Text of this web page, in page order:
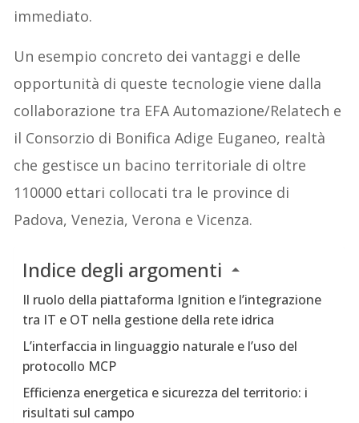
immediato.
Un esempio concreto dei vantaggi e delle
opportunità di queste tecnologie viene dalla
collaborazione tra EFA Automazione/Relatech e
il Consorzio di Bonifica Adige Euganeo, realtà
che gestisce un bacino territoriale di oltre
110000 ettari collocati tra le province di
Padova, Venezia, Verona e Vicenza.
Indice degli argomenti
Il ruolo della piattaforma Ignition e l’integrazione
tra IT e OT nella gestione della rete idrica
L’interfaccia in linguaggio naturale e l’uso del
protocollo MCP
Efficienza energetica e sicurezza del territorio: i
risultati sul campo